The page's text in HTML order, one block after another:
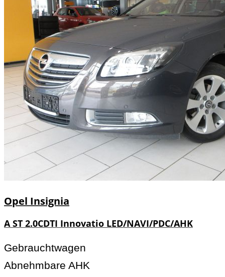
Opel Insignia
A ST 2.0CDTI Innovatio LED/NAVI/PDC/AHK
Gebrauchtwagen
Abnehmbare AHK